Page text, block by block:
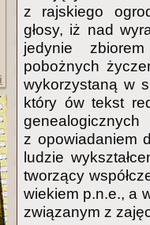
z rajskiego
głosy, iż nad
jedynie
pobożnych
wykorzystaną w
który ów tekst
z opowiadaniem
ludzie
tworzący
wiekiem p.n.e., a
związanym z